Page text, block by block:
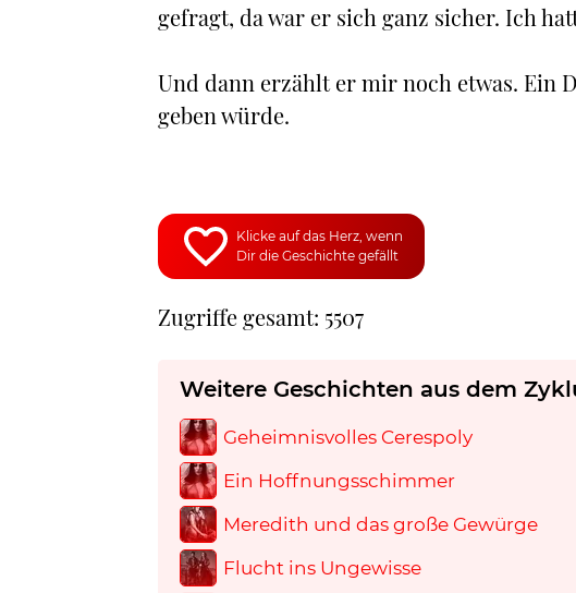
gefragt, da war er sich ganz sicher. Ich
Und dann erzählt er mir noch etwas. Ein
geben würde.
Klicke auf das Herz, wenn
Dir die Geschichte gefällt
Zugriffe gesamt: 5507
Weitere Geschichten aus dem
Geheimnisvolles Cerespoly
Ein Hoffnungsschimmer
Meredith und das große Gewürge
Flucht ins Ungewisse